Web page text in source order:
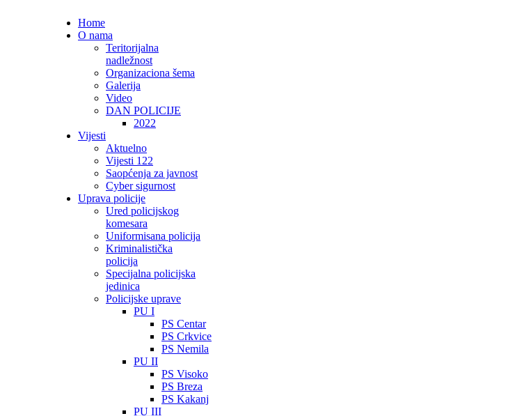
Home
O nama
Teritorijalna
nadležnost
Organizaciona šema
Galerija
Video
DAN POLICIJE
2022
Vijesti
Aktuelno
Vijesti 122
Saopćenja za javnost
Cyber sigurnost
Uprava policije
Ured policijskog
komesara
Uniformisana policija
Kriminalistička
policija
Specijalna policijska
jedinica
Policijske uprave
PU I
PS Centar
PS Crkvice
PS Nemila
PU II
PS Visoko
PS Breza
PS Kakanj
PU III